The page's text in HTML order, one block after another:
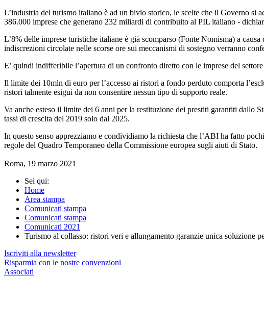
L’industria del turismo italiano è ad un bivio storico, le scelte che il Governo si
386.000 imprese che generano 232 miliardi di contribuito al PIL italiano -
L’8% delle imprese turistiche italiane è già scomparso (Fonte Nomisma) a
indiscrezioni circolate nelle scorse ore sui meccanismi di sostegno verranno
E’ quindi indifferibile l’apertura di un confronto diretto con le imprese del
Il limite dei 10mln di euro per l’accesso ai ristori a fondo perduto comporta
ristori talmente esigui da non consentire nessun tipo di supporto reale.
Va anche esteso il limite dei 6 anni per la restituzione dei prestiti garantiti dallo
tassi di crescita del 2019 solo dal 2025.
In questo senso apprezziamo e condividiamo la richiesta che l’ABI ha fatto
regole del Quadro Temporaneo della Commissione europea sugli aiuti di Stato.
Roma, 19 marzo 2021
Sei qui:
Home
Area stampa
Comunicati stampa
Comunicati stampa
Comunicati 2021
Turismo al collasso: ristori veri e allungamento garanzie unica soluzione
Iscriviti alla newsletter
Risparmia con le nostre convenzioni
Associati